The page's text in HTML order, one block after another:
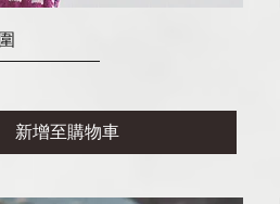
新增至購物車